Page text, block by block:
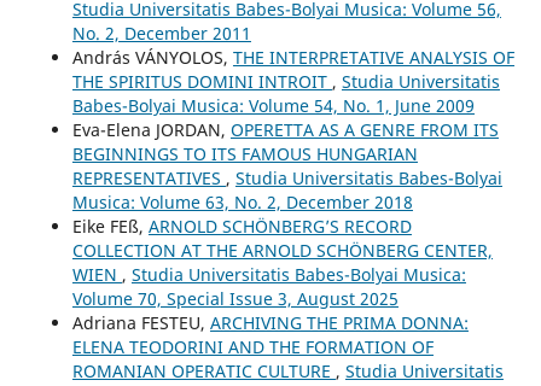
Studia Universitatis Babes-Bolyai Musica: Volume 56,
No. 2, December 2011
András VÁNYOLOS, THE INTERPRETATIVE ANALYSIS OF
THE SPIRITUS DOMINI INTROIT , Studia Universitatis
Babes-Bolyai Musica: Volume 54, No. 1, June 2009
Eva-Elena JORDAN, OPERETTA AS A GENRE FROM ITS
BEGINNINGS TO ITS FAMOUS HUNGARIAN
REPRESENTATIVES , Studia Universitatis Babes-Bolyai
Musica: Volume 63, No. 2, December 2018
Eike FEß, ARNOLD SCHÖNBERG’S RECORD
COLLECTION AT THE ARNOLD SCHÖNBERG CENTER,
WIEN , Studia Universitatis Babes-Bolyai Musica:
Volume 70, Special Issue 3, August 2025
Adriana FESTEU, ARCHIVING THE PRIMA DONNA:
ELENA TEODORINI AND THE FORMATION OF
ROMANIAN OPERATIC CULTURE , Studia Universitatis